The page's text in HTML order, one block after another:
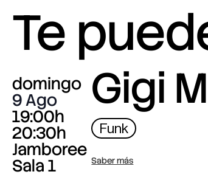
Te
domingo
9 Ago
19:00h
20:30h
Jamboree
Sala 1
Gigi
Funk
Saber más